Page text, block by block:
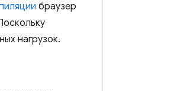
браузер
нагрузок.